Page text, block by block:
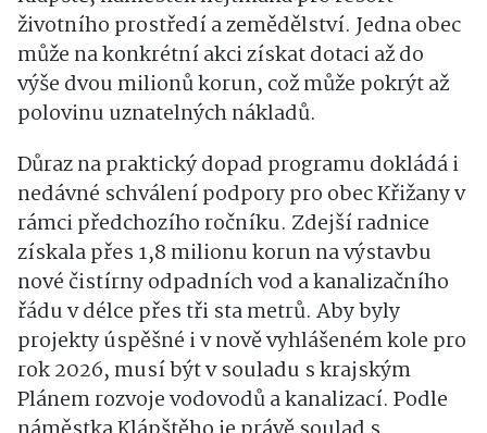
životního prostředí a zemědělství. Jedna obec
může na konkrétní akci získat dotaci až do
výše dvou milionů korun, což může pokrýt až
polovinu uznatelných nákladů.
Důraz na praktický dopad programu dokládá i
nedávné schválení podpory pro obec Křižany v
rámci předchozího ročníku. Zdejší radnice
získala přes 1,8 milionu korun na výstavbu
nové čistírny odpadních vod a kanalizačního
řádu v délce přes tři sta metrů. Aby byly
projekty úspěšné i v nově vyhlášeném kole pro
rok 2026, musí být v souladu s krajským
Plánem rozvoje vodovodů a kanalizací. Podle